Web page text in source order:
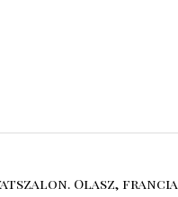
Olasz,